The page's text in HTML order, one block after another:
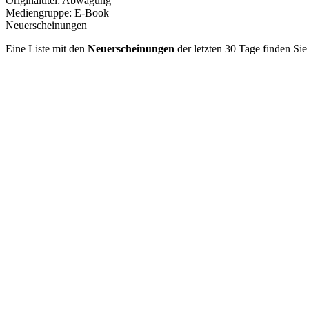
Mediengruppe: E-Book
Neuerscheinungen
Eine Liste mit den Neuerscheinungen der letzten 30 Tage finden Sie